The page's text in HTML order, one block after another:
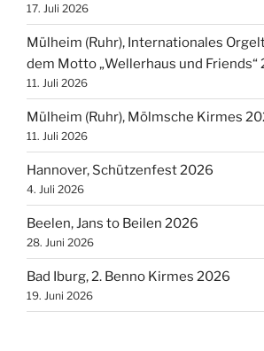
17. Juli 2026
Mülheim (Ruhr), Internationales
dem Motto „Wellerhaus und Friends“
11. Juli 2026
Mülheim (Ruhr), Mölmsche Kirmes
11. Juli 2026
Hannover, Schützenfest 2026
4. Juli 2026
Beelen, Jans to Beilen 2026
28. Juni 2026
Bad Iburg, 2. Benno Kirmes 2026
19. Juni 2026